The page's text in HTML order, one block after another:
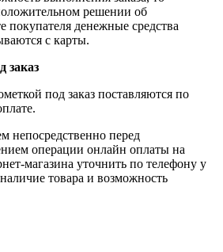
решении об
покупателя денежные средства
с карты.
заказ
под заказ поставляются по
непосредственно перед
операции онлайн оплаты на
магазина уточнить по телефону у
товара и возможность